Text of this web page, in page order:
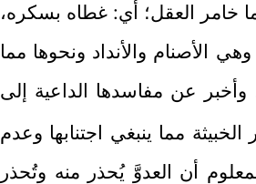
خامر العقل؛ أي: غطاه بسكره،
الأصنام والأنداد ونحوها مما
وأخبر عن مفاسدها الداعية إلى
مما ينبغي اجتنابها وعدم
أن العدوَّ يُحذر منه وتُحذر